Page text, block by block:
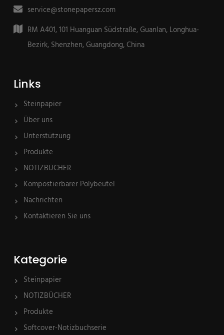
service@stonepapersz.com
RM A401, 101 Huanguan Südstraße, Guanlan, Longhua-
Bezirk, Shenzhen, Guangdong, China
Links
Steinpapier
Über uns
Unterstützung
Produkte
NOTIZBÜCHER
Kompostierbarer Polybeutel
Nachrichten
Kontaktieren Sie uns
Kategorie
Steinpapier
NOTIZBÜCHER
Produkte
Softcover-Notizbuchserie